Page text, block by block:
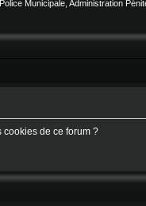
Municipale, Administration
cookies de ce forum ?